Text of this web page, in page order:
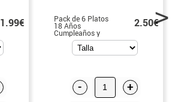
1.99€ Pack de 6 Platos
18 Años
Cumpleaños y
Aniversarios de
2.50€
- +